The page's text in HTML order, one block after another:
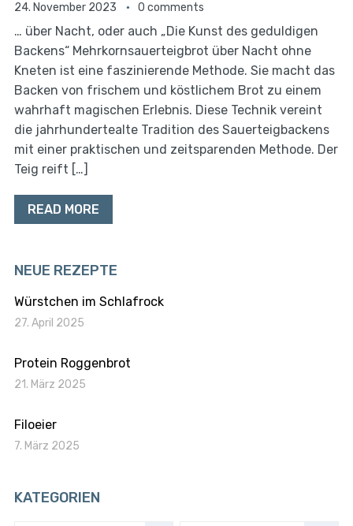
24. November 2023 0 comments
… über Nacht, oder auch „Die Kunst des geduldigen
Backens“ Mehrkornsauerteigbrot über Nacht ohne
Kneten ist eine faszinierende Methode. Sie macht das
Backen von frischem und köstlichem Brot zu einem
wahrhaft magischen Erlebnis. Diese Technik vereint
die jahrhundertealte Tradition des Sauerteigbackens
mit einer praktischen und zeitsparenden Methode. Der
Teig reift […]
READ MORE
NEUE REZEPTE
Würstchen im Schlafrock
27. April 2025
Protein Roggenbrot
21. März 2025
Filoeier
7. März 2025
KATEGORIEN